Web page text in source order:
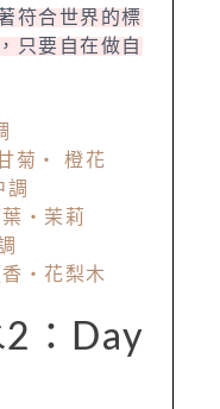
符合世界的標
只要自在做自
菊・ 橙花
調
・茉莉
・花梨木
：Day